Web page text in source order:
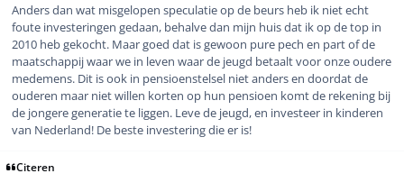
Anders dan wat misgelopen speculatie op de beurs heb ik niet echt
foute investeringen gedaan, behalve dan mijn huis dat ik op de top in
2010 heb gekocht. Maar goed dat is gewoon pure pech en part of de
maatschappij waar we in leven waar de jeugd betaalt voor onze oudere
medemens. Dit is ook in pensioenstelsel niet anders en doordat de
ouderen maar niet willen korten op hun pensioen komt de rekening bij
de jongere generatie te liggen. Leve de jeugd, en investeer in kinderen
van Nederland! De beste investering die er is!
Citeren